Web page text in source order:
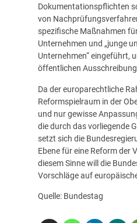
Dokumentationspflichten
von
spezifische Maßnahmen
Unternehmen und „junge
Unternehmen“ eingeführt,
öffentlichen
Da der europarechtliche
Reformspielraum in der
und nur gewisse
die durch das vorliegende
setzt sich die
Ebene für eine Reform der
diesem Sinne will die
Vorschläge auf
Quelle: Bundestag